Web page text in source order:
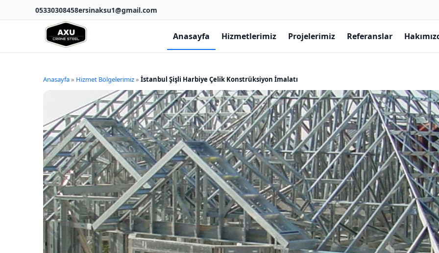
05330308458ersinaksu1@gmail.com
Anasayfa Hizmetlerimiz Projelerimiz Referanslar
Anasayfa» Hizmet Bölgelerimiz» İstanbul Şişli Harbiye Çelik Konstrüksiyon İmalatı